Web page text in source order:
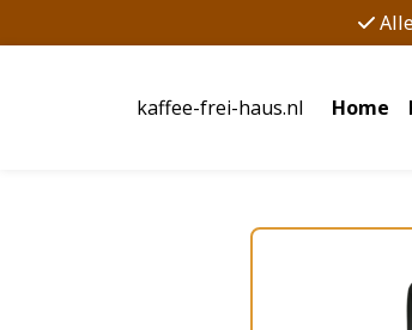
kaffee-frei-haus.nl Home